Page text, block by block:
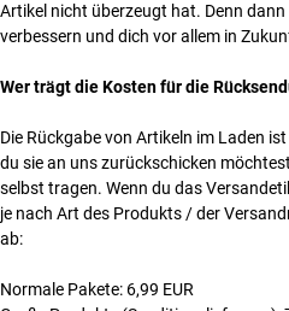
Artikel nicht überzeugt hat. Denn
verbessern und dich vor allem in
Wer trägt die Kosten für die
Die Rückgabe von Artikeln im Laden
du sie an uns zurückschicken
selbst tragen. Wenn du das
je nach Art des Produkts / der
ab:
Normale Pakete: 6,99 EUR